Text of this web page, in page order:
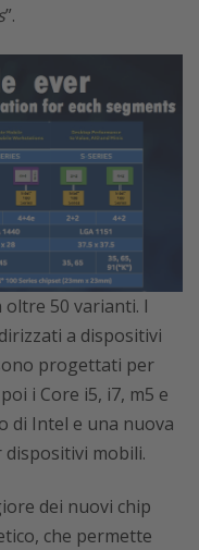
”.
50 varianti. I
a dispositivi
progettati per
i Core i5, i7, m5 e
di Intel e una nuova
dispositivi mobili.
dei nuovi chip
che permette